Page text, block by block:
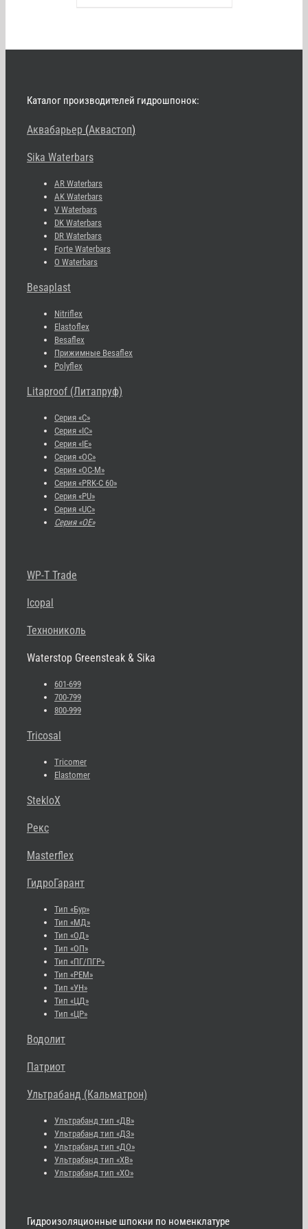
Каталог производителей гидрошпонок:
Аквабарьер (Аквастоп)
Sika Waterbars
AR Waterbars
AK Waterbars
V Waterbars
DK Waterbars
DR Waterbars
Forte Waterbars
O Waterbars
Besaplast
Nitriflex
Elastoflex
Besaflex
Прижимные Besaflex
Polyflex
Litaproof (Литапруф)
Серия «С»
Серия «IC»
Серия «IE»
Серия «OC»
Серия «OC-M»
Серия «PRK-C 60»
Серия «PU»
Серия «UC»
Серия «OE»
WP-T Trade
Icopal
Технониколь
Waterstop Greensteak & Sika
601-699
700-799
800-999
Tricosal
Tricomer
Elastomer
StekloX
Рекс
Masterflex
ГидроГарант
Тип «Бур»
Тип «МД»
Тип «ОД»
Тип «ОП»
Тип «ПГ/ПГР»
Тип «РЕМ»
Тип «УН»
Тип «ЦД»
Тип «ЦР»
Водолит
Патриот
Ультрабанд (Кальматрон)
Ультрабанд тип «ДВ»
Ультрабанд тип «ДЗ»
Ультрабанд тип «ДО»
Ультрабанд тип «ХВ»
Ультрабанд тип «ХО»
Гидроизоляционные шпокни по номенклатуре